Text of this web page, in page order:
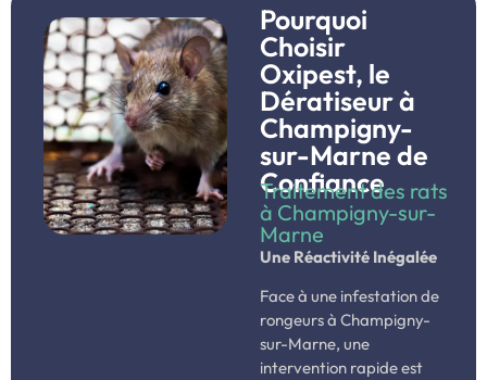
Pourquoi
Choisir
Oxipest, le
Dératiseur à
Champigny-
sur-Marne de
Confiance
Traitement des rats
à Champigny-sur-
Marne
Une Réactivité Inégalée
Face à une infestation de
rongeurs à Champigny-
sur-Marne, une
intervention rapide est